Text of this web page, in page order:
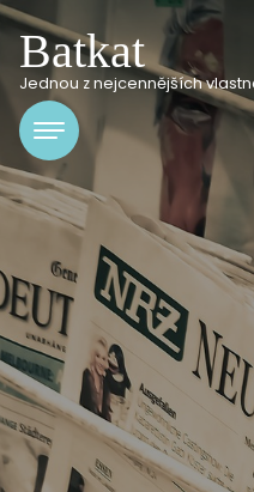
Batkat
Jednou z nejcennějších